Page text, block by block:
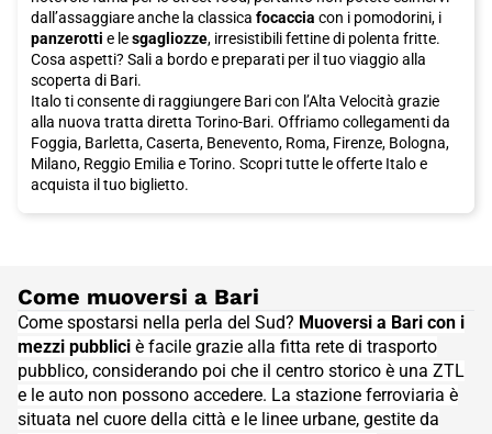
dall’assaggiare anche la classica focaccia con i pomodorini, i
panzerotti e lesgagliozze, irresistibili fettine di polenta fritte.
Cosa aspetti? Sali a bordo e preparati per il tuo viaggio alla
scoperta di Bari.
Italo ti consente di raggiungere Bari con l’Alta Velocità grazie
alla nuova tratta diretta Torino-Bari. Offriamo collegamenti da
Foggia, Barletta, Caserta, Benevento, Roma, Firenze, Bologna,
Milano, Reggio Emilia e Torino. Scopri tutte le offerte Italo e
acquista il tuo biglietto.
Come muoversi a Bari
Come spostarsi nella perla del Sud? Muoversi a Bari con i
mezzi pubblici è facile grazie alla fitta rete di trasporto
pubblico, considerando poi che il centro storico è una ZTL
e le auto non possono accedere. La stazione ferroviaria è
situata nel cuore della città e le linee urbane, gestite da